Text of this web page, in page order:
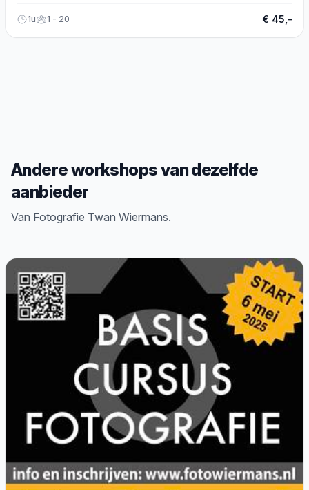
1u 1 - 20 € 45,-
Andere workshops van dezelfde
aanbieder
Van Fotografie Twan Wiermans.